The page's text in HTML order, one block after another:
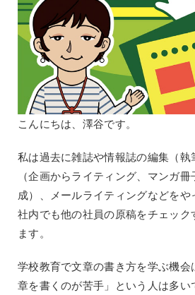
こんにちは、澤谷です。
私は過去に雑誌や情報誌の編集（
（企画からライティング、マンガ
成）、メールライティングなどをや
社内でも他の社員の原稿をチェック
ます。
学校教育で文章の書き方を学ぶ機会
章を書くのが苦手」という人は多い